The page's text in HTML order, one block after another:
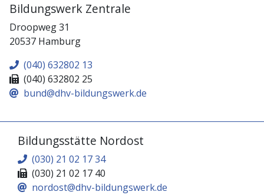
Bildungswerk Zentrale
Droopweg 31
20537 Hamburg
(040) 632802 13
(040) 632802 25
bund@dhv-bildungswerk.de
Bildungsstätte Nordost
(030) 21 02 17 34
(030) 21 02 17 40
nordost@dhv-bildungswerk.de